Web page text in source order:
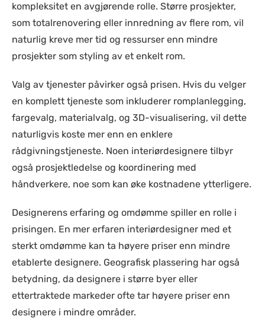
kompleksitet en avgjørende rolle. Større prosjekter,
som totalrenovering eller innredning av flere rom, vil
naturlig kreve mer tid og ressurser enn mindre
prosjekter som styling av et enkelt rom.
Valg av tjenester påvirker også prisen. Hvis du velger
en komplett tjeneste som inkluderer romplanlegging,
fargevalg, materialvalg, og 3D-visualisering, vil dette
naturligvis koste mer enn en enklere
rådgivningstjeneste. Noen interiørdesignere tilbyr
også prosjektledelse og koordinering med
håndverkere, noe som kan øke kostnadene ytterligere.
Designerens erfaring og omdømme spiller en rolle i
prisingen. En mer erfaren interiørdesigner med et
sterkt omdømme kan ta høyere priser enn mindre
etablerte designere. Geografisk plassering har også
betydning, da designere i større byer eller
ettertraktede markeder ofte tar høyere priser enn
designere i mindre områder.